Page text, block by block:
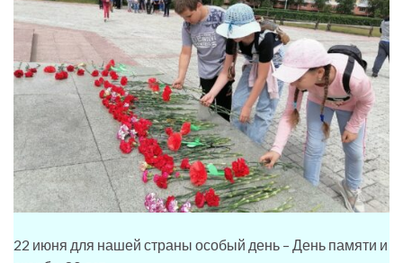
22 июня для нашей страны особый день – День памяти и